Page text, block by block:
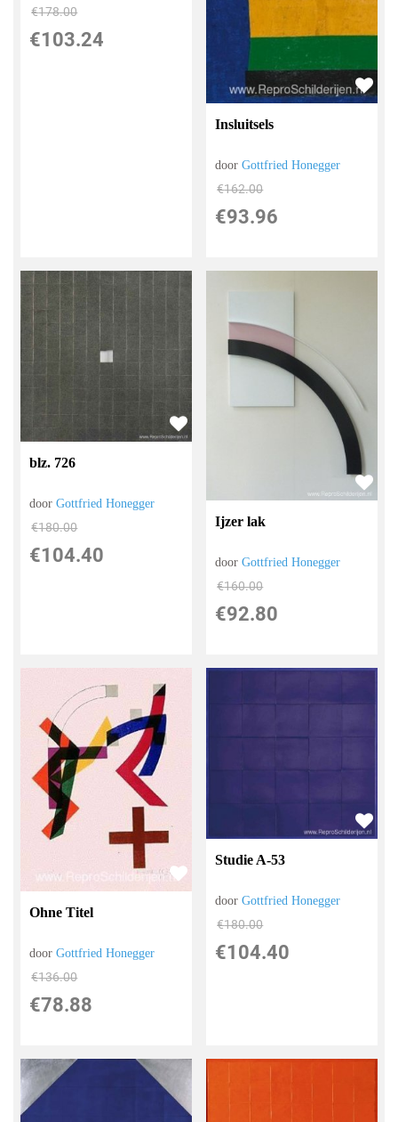
€178.00
€103.24
Insluitsels
doorGottfried Honegger
€162.00
€93.96
blz. 726
doorGottfried Honegger
€180.00
€104.40
Ijzer lak
doorGottfried Honegger
€160.00
€92.80
Ohne Titel
doorGottfried Honegger
€136.00
€78.88
Studie A-53
doorGottfried Honegger
€180.00
€104.40